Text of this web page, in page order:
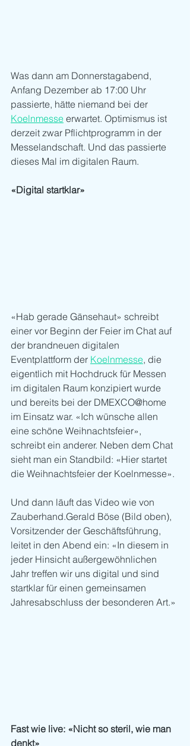
Was dann am Donnerstagabend,
Anfang Dezember ab 17:00 Uhr
passierte, hätte niemand bei der
Koelnmesse erwartet. Optimismus ist
derzeit zwar Pflichtprogramm in der
Messelandschaft. Und das passierte
dieses Mal im digitalen Raum.
«Digital startklar»
«Hab gerade Gänsehaut» schreibt
einer vor Beginn der Feier im Chat auf
der brandneuen digitalen
Eventplattform der Koelnmesse, die
eigentlich mit Hochdruck für Messen
im digitalen Raum konzipiert wurde
und bereits bei der DMEXCO@home
im Einsatz war. «Ich wünsche allen
eine schöne Weihnachtsfeier»,
schreibt ein anderer. Neben dem Chat
sieht man ein Standbild: «Hier startet
die Weihnachtsfeier der Koelnmesse».
Und dann läuft das Video wie von
Zauberhand.Gerald Böse (Bild oben),
Vorsitzender der Geschäftsführung,
leitet in den Abend ein: «In diesem in
jeder Hinsicht außergewöhnlichen
Jahr treffen wir uns digital und sind
startklar für einen gemeinsamen
Jahresabschluss der besonderen Art.»
Fast wie live: «Nicht so steril, wie man
denkt»